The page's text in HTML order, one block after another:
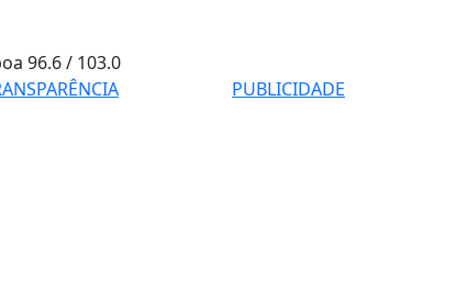
96.6 / 103.0
PUBLICIDADE